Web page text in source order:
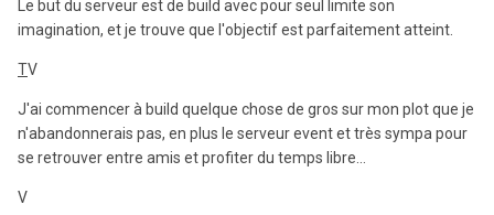
Le but du serveur est de build avec pour seul limite son
imagination, et je trouve que l'objectif est parfaitement atteint.
TV
J'ai commencer à build quelque chose de gros sur mon plot que je
n'abandonnerais pas, en plus le serveur event et très sympa pour
se retrouver entre amis et profiter du temps libre...
V